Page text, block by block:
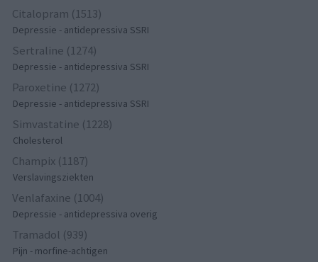
Citalopram (1513)
Depressie - antidepressiva SSRI
Sertraline (1274)
Depressie - antidepressiva SSRI
Paroxetine (1272)
Depressie - antidepressiva SSRI
Simvastatine (1228)
Cholesterol
Champix (1187)
Verslavingsziekten
Venlafaxine (1004)
Depressie - antidepressiva overig
Tramadol (939)
Pijn - morfine-achtigen